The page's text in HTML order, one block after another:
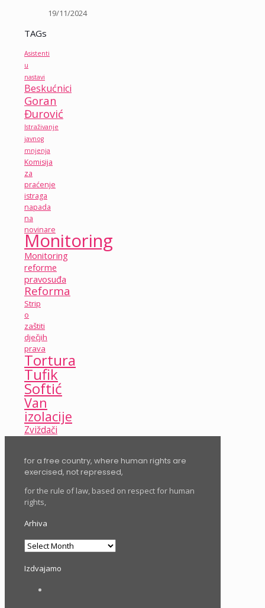
19/11/2024
TAGs
Asistenti
u
nastavi
Beskućnici
Goran
Đurović
Istraživanje
javnog
mnjenja
Komisija
za
praćenje
istraga
napada
na
novinare
Monitoring
Monitoring
reforme
pravosuđa
Reforma
Strip
o
zaštiti
dječjih
prava
Tortura
Tufik
Softić
Van
izolacije
Zviždači
for a free country, where human rights are
exercised, not repressed,
for the rule of law, based on respect for human
rights,
Arhiva
Arhiva
Izdvajamo